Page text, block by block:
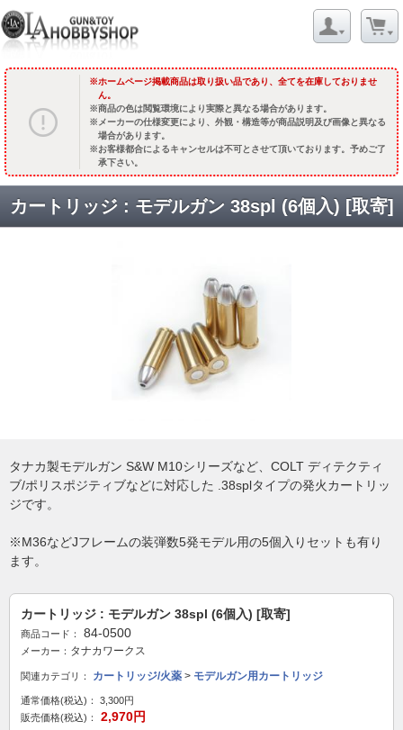
ホームページ掲載商品は取り扱い品であり、全てを在庫しておりませ
ん。
商品の色は閲覧環境により実際と異なる場合があります。
メーカーの仕様変更により、外観・構造等が商品説明及び画像と異なる
場合があります。
お客様都合によるキャンセルは不可とさせて頂いております。予めご了
承下さい。
カートリッジ : モデルガン 38spl (6個入) [取寄]
タナカ製モデルガン S&W M10シリーズなど、COLT ディテクティ
ブ/ポリスポジティブなどに対応した .38splタイプの発火カートリッ
ジです。
※M36などJフレームの装弾数5発モデル用の5個入りセットも有り
ます。
カートリッジ : モデルガン 38spl (6個入) [取寄]
商品コード： 84-0500
メーカー： タナカワークス
関連カテゴリ： カートリッジ/火薬 > モデルガン用カートリッジ
通常価格(税込)：
3,300円
販売価格(税込)：
2,970円